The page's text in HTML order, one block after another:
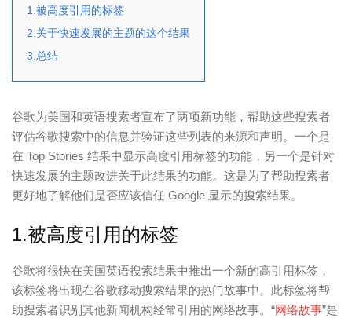
1.被高度引用的标签
2.关于快速发展的主题的这个结果
3.总结
谷歌为美国和英语搜索者宣布了两项新功能，帮助这些搜索者
评估谷歌搜索中的信息并验证这些列表的来源和声明。一个是
在 Top Stories 结果中显示高度引用标签的功能，另一个是针对
快速发展的主题改进关于此结果的功能。 这是为了帮助搜索者
更好地了解他们是否应该信任 Google 显示的搜索结果。
1.被高度引用的标签
谷歌将很快在美国英语搜索结果中推出一个新的高引用标签，
该标签将出现在谷歌移动搜索结果的热门故事中。此标签将帮
助搜索者识别其他新闻机构经常引用的网络故事。“网络故事”是